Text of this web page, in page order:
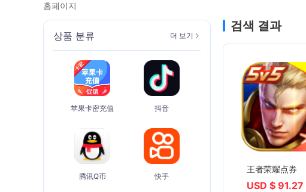
홈페이지
상품 분류 더 보기
苹果卡密充值 抖音
腾讯Q币 快手
검색 결과
王者荣耀点券
USD $ 91.27